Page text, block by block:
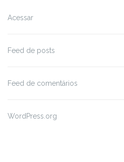
Acessar
Feed de posts
Feed de comentários
WordPress.org